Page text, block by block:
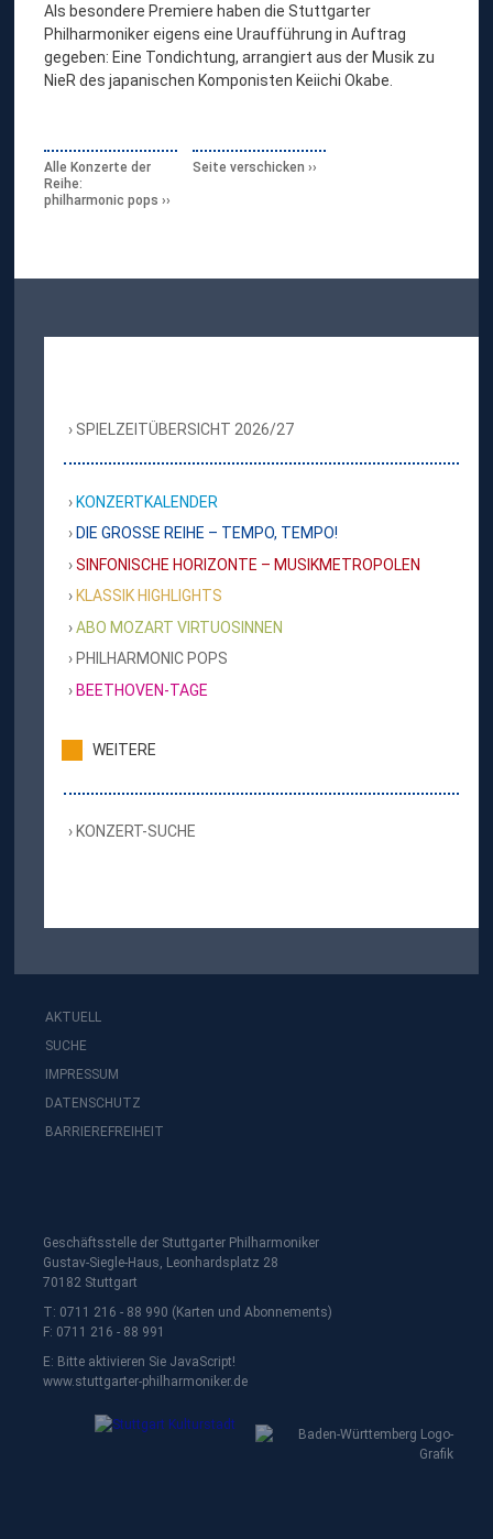
Als besondere Premiere haben die Stuttgarter
Philharmoniker eigens eine Uraufführung in Auftrag
gegeben: Eine Tondichtung, arrangiert aus der Musik zu
NieR des japanischen Komponisten Keiichi Okabe.
Alle Konzerte der
Reihe:
philharmonic pops
Seite verschicken
SPIELZEITÜBERSICHT 2026/27
KONZERTKALENDER
DIE GROSSE REIHE – TEMPO, TEMPO!
SINFONISCHE HORIZONTE – MUSIKMETROPOLEN
KLASSIK HIGHLIGHTS
ABO MOZART VIRTUOSINNEN
PHILHARMONIC POPS
BEETHOVEN-TAGE
WEITERE
KONZERT-SUCHE
AKTUELL
SUCHE
IMPRESSUM
DATENSCHUTZ
BARRIEREFREIHEIT
Geschäftsstelle der Stuttgarter Philharmoniker
Gustav-Siegle-Haus, Leonhardsplatz 28
70182 Stuttgart
T: 0711 216 - 88 990 (Karten und Abonnements)
F: 0711 216 - 88 991
E: Bitte aktivieren Sie JavaScript!
www.stuttgarter-philharmoniker.de